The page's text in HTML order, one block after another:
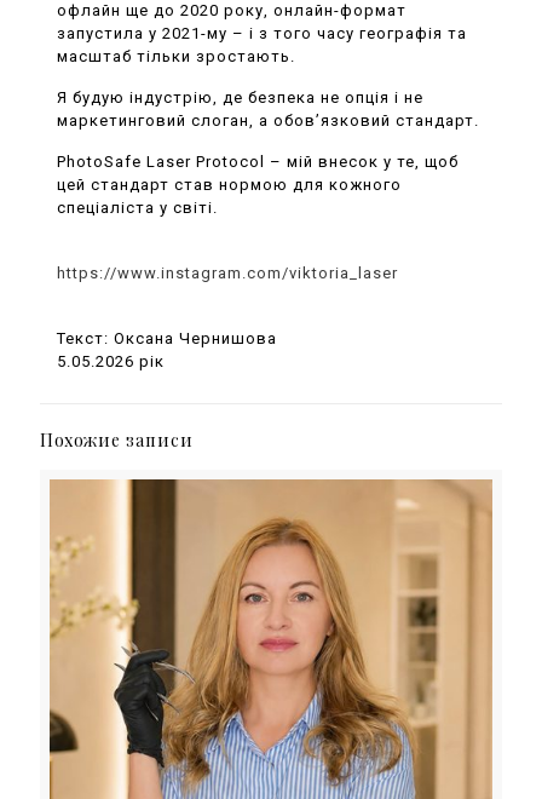
офлайн ще до 2020 року, онлайн-формат
запустила у 2021-му – і з того часу географія та
масштаб тільки зростають.
Я будую індустрію, де безпека не опція і не
маркетинговий слоган, а обов’язковий стандарт.
PhotoSafe Laser Protocol – мій внесок у те, щоб
цей стандарт став нормою для кожного
спеціаліста у світі.
https://www.instagram.com/viktoria_laser
Текст: Оксана Чернишова
5.05.2026 рік
Похожие записи